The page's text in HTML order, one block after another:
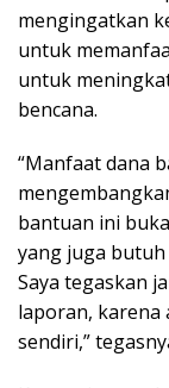
mengingatkan
untuk
untuk
bencana.
“Manfaat dana
bantuan ini
yang juga
Saya tegaskan
laporan, karena
sendiri,”